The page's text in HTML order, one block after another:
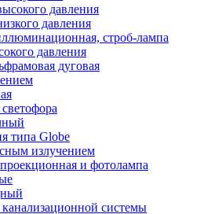
давления
давления
строб-лампа
давления
дуговая
типа Globe
излучением
и фотолампа